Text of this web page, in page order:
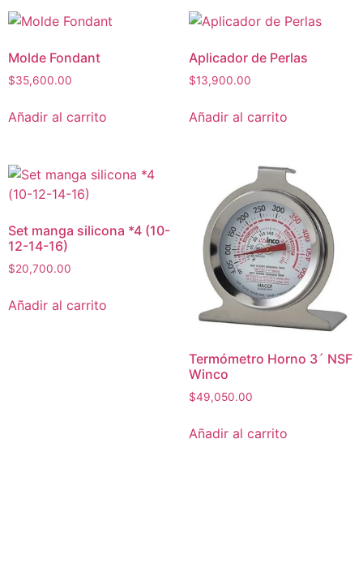
Molde Fondant
$35,600.00
Añadir al carrito
Aplicador de Perlas
$13,900.00
Añadir al carrito
Set manga silicona *4 (10-
12-14-16)
$20,700.00
Añadir al carrito
Termómetro Horno 3´ NSF
Winco
$49,050.00
Añadir al carrito